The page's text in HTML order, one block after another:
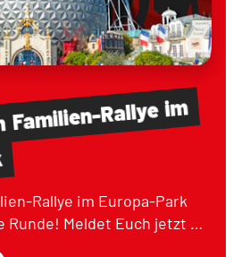
Familien-Rallyeim
Rallye im Europa-Park
Runde! Meldet Euch jetzt …